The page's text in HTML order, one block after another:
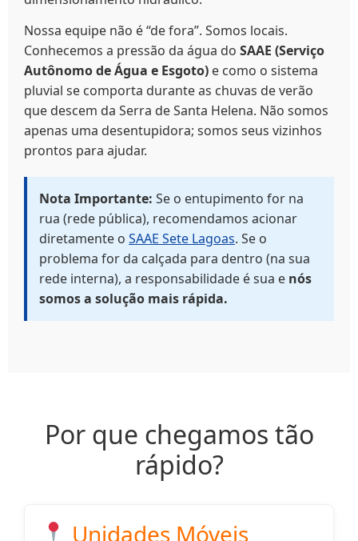
Nossa equipe não é “de fora”. Somos locais.
Conhecemos a pressão da água do SAAE (Serviço
Autônomo de Água e Esgoto) e como o sistema
pluvial se comporta durante as chuvas de verão
que descem da Serra de Santa Helena. Não somos
apenas uma desentupidora; somos seus vizinhos
prontos para ajudar.
Nota Importante: Se o entupimento for na
rua (rede pública), recomendamos acionar
diretamente o SAAE Sete Lagoas. Se o
problema for da calçada para dentro (na sua
rede interna), a responsabilidade é sua e nós
somos a solução mais rápida.
Por que chegamos tão
rápido?
Unidades Móveis